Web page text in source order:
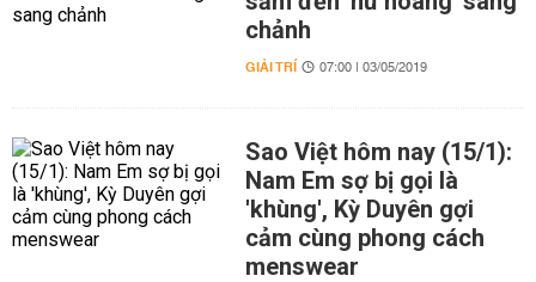
chảnh
GIẢI TRÍ 07:00 | 03/05/2019
Sao Việt hôm nay (15/1):
Nam Em sợ bị gọi là
'khùng', Kỳ Duyên gợi
cảm cùng phong cách
menswear